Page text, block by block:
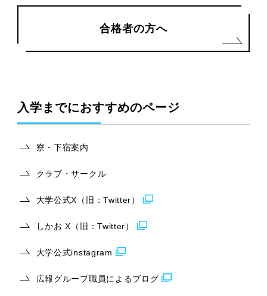
合格者の方へ
入学までにおすすめのページ
寮・下宿案内
クラブ・サークル
大学公式X（旧：Twitter）
しかお X（旧：Twitter）
大学公式instagram
広報グループ職員によるブログ